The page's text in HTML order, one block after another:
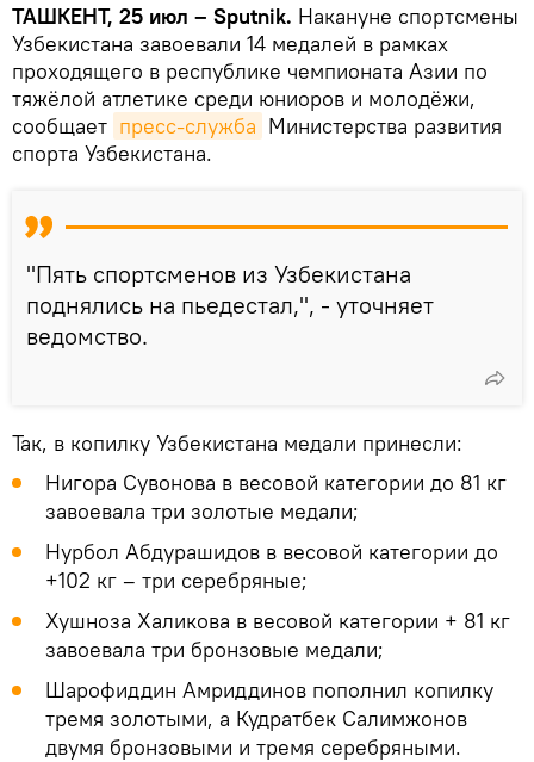
ТАШКЕНТ, 25 июл – Sputnik. Накануне спортсмены
Узбекистана завоевали 14 медалей в рамках
проходящего в республике чемпионата Азии по
тяжёлой атлетике среди юниоров и молодёжи,
сообщает пресс-служба Министерства развития
спорта Узбекистана.
"Пять спортсменов из Узбекистана
поднялись на пьедестал,", - уточняет
ведомство.
Так, в копилку Узбекистана медали принесли:
Нигора Сувонова в весовой категории до 81 кг
завоевала три золотые медали;
Нурбол Абдурашидов в весовой категории до
+102 кг – три серебряные;
Хушноза Халикова в весовой категории + 81 кг
завоевала три бронзовые медали;
Шарофиддин Амриддинов пополнил копилку
тремя золотыми, а Кудратбек Салимжонов
двумя бронзовыми и тремя серебряными.